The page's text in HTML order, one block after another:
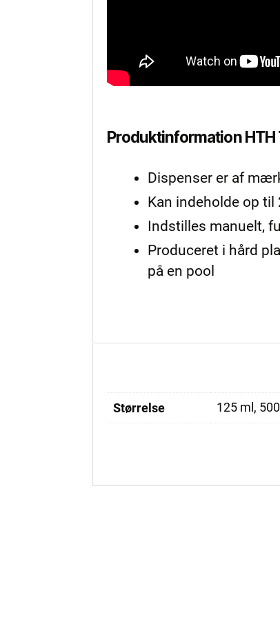
Produktinformation HTH
Dispenser er af
Kan indeholde op til
Indstilles manuelt,
Produceret i hård
på en pool
Størrelse 125 ml,